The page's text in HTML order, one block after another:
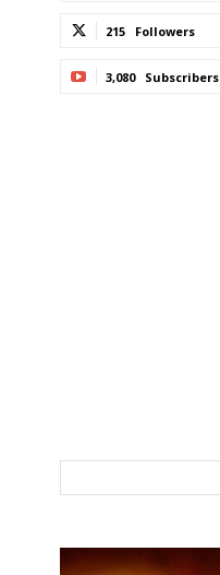
215 Followers
3,080 Subscribers